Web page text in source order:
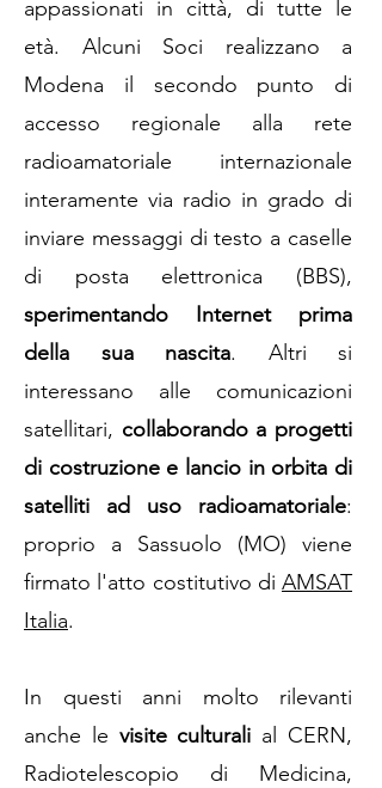
appassionati in città, di tutte le
età. Alcuni Soci realizzano a
Modena il secondo punto di
accesso regionale alla rete
radioamatoriale internazionale
interamente via radio in grado di
inviare messaggi di testo a caselle
di posta elettronica (BBS),
sperimentando Internet prima
della sua nascita. Altri si
interessano alle comunicazioni
satellitari, collaborando a progetti
di costruzione e lancio in orbita di
satelliti ad uso radioamatoriale:
proprio a Sassuolo (MO) viene
firmato l'atto costitutivo di AMSAT
Italia.
In questi anni molto rilevanti
anche le visite culturali al CERN,
Radiotelescopio di Medicina,